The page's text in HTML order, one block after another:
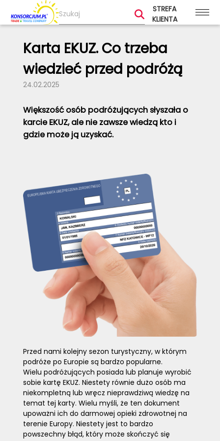
STREFA
KLIENTA
Karta EKUZ. Co trzeba
wiedzieć przed podróżą
24.02.2025
Większość osób podróżujących słyszała o
karcie EKUZ, ale nie zawsze wiedzą kto i
gdzie może ją uzyskać.
Przed nami kolejny sezon turystyczny, w którym
podróże po Europie są bardzo popularne.
Wielu podróżujących posiada lub planuje wyrobić
sobie kartę EKUZ. Niestety równie dużo osób ma
niekompletną lub wręcz nieprawdziwą wiedzę na
temat tej karty. Wielu myśli, że ten dokument
upoważni ich do darmowej opieki zdrowotnej na
terenie Europy. Niestety jest to bardzo
powszechny błąd, który może skończyć się